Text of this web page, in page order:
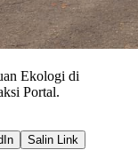
Ekologi di
Portal.
Salin Link